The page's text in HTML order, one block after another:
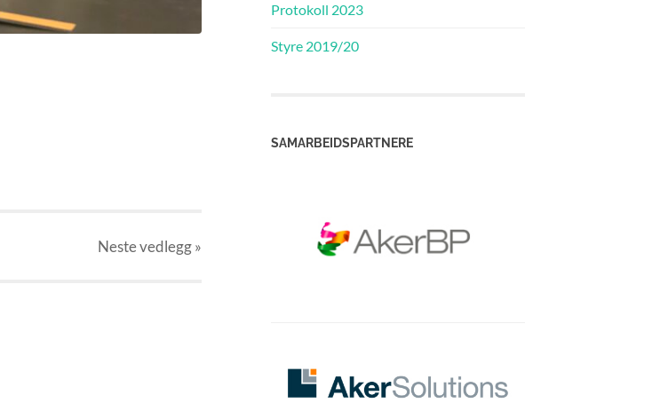
Nestevedlegg»
Protokoll 2023
Styre 2019/20
SAMARBEIDSPARTNERE